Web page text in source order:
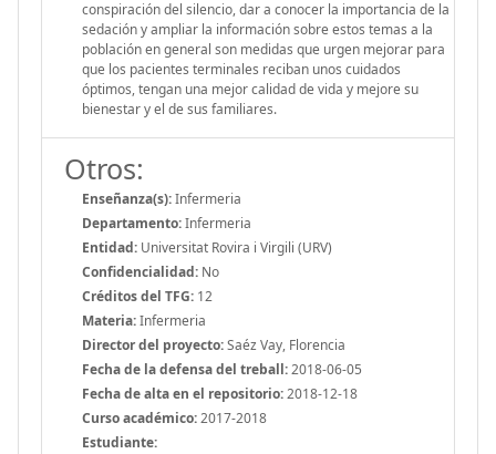
conspiración del silencio, dar a conocer la importancia de la
sedación y ampliar la información sobre estos temas a la
población en general son medidas que urgen mejorar para
que los pacientes terminales reciban unos cuidados
óptimos, tengan una mejor calidad de vida y mejore su
bienestar y el de sus familiares.
Otros:
Enseñanza(s):Infermeria
Departamento:Infermeria
Entidad: Universitat Rovira i Virgili (URV)
Confidencialidad: No
Créditos del TFG: 12
Materia:Infermeria
Director del proyecto:Saéz Vay, Florencia
Fecha de la defensa del treball:2018-06-05
Fecha de alta en el repositorio:2018-12-18
Curso académico:2017-2018
Estudiante: